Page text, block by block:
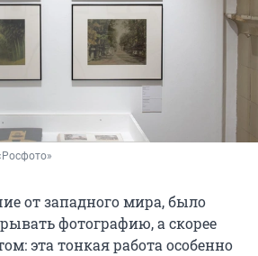
от западного мира, было
фотографию, а скорее
эта тонкая работа особенно